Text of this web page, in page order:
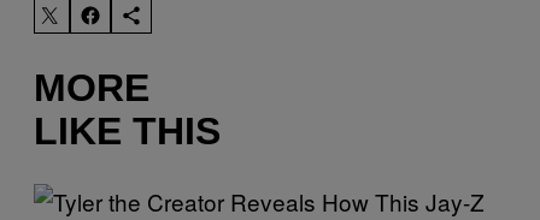
MORE
LIKE THIS